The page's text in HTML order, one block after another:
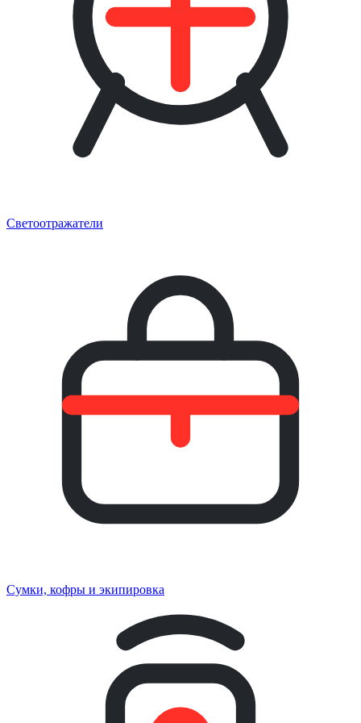
Светоотражатели
Сумки, кофры и экипировка